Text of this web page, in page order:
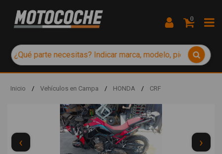
0
Inicio / Vehículos en Campa / HONDA / CRF
‹ ›